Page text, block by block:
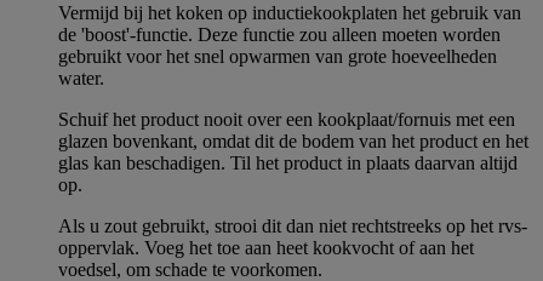
Vermijd bij het koken op inductiekookplaten het gebruik van
de 'boost'-functie. Deze functie zou alleen moeten worden
gebruikt voor het snel opwarmen van grote hoeveelheden
water.
Schuif het product nooit over een kookplaat/fornuis met een
glazen bovenkant, omdat dit de bodem van het product en het
glas kan beschadigen. Til het product in plaats daarvan altijd
op.
Als u zout gebruikt, strooi dit dan niet rechtstreeks op het rvs-
oppervlak. Voeg het toe aan heet kookvocht of aan het
voedsel, om schade te voorkomen.